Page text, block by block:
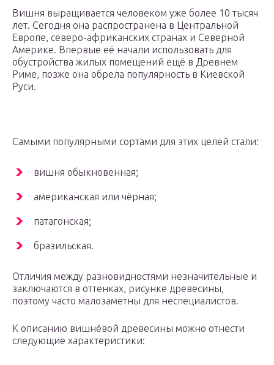
Вишня выращивается человеком уже более 10 тысяч
лет. Сегодня она распространена в Центральной
Европе, северо-африканских странах и Северной
Америке. Впервые её начали использовать для
обустройства жилых помещений ещё в Древнем
Риме, позже она обрела популярность в Киевской
Руси.
Самыми популярными сортами для этих целей стали:
вишня обыкновенная;
американская или чёрная;
патагонская;
бразильская.
Отличия между разновидностями незначительные и
заключаются в оттенках, рисунке древесины,
поэтому часто малозаметны для неспециалистов.
К описанию вишнёвой древесины можно отнести
следующие характеристики: